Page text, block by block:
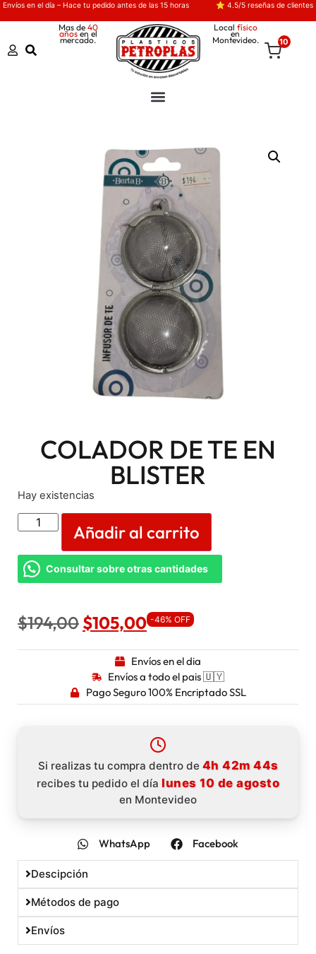
Envíos en el día – Hace tu pedido antes de las 15 horas ⭐ 4.5/5 reseñas de clientes
Mas de 40
añosen el
mercado.
Local físico
en
Montevideo. 10
COLADOR DE TE EN
BLISTER
Hay existencias
Añadir al carrito
Consultar sobre otras cantidades
$194,00 $105,00 -46% OFF
Envíos en el dia
Envíos a todo el pais 🇺🇾
Pago Seguro 100% Encriptado SSL
Si realizas tu compra dentro de 4h 42m 43s
recibes tu pedido el día lunes 10 de agosto
en Montevideo
WhatsApp Facebook
Descipción
Métodos de pago
Envíos